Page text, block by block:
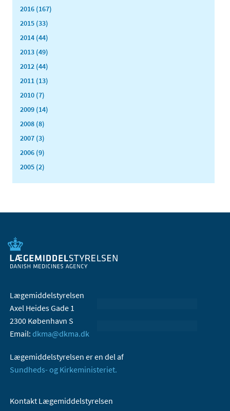
2016 (167)
2015 (33)
2014 (44)
2013 (49)
2012 (44)
2011 (13)
2010 (7)
2009 (14)
2008 (8)
2007 (3)
2006 (9)
2005 (2)
Lægemiddelstyrelsen
Axel Heides Gade 1
2300 København S
Email: dkma@dkma.dk
Lægemiddelstyrelsen er en del af
Sundheds- og Kirkeministeriet.
Kontakt Lægemiddelstyrelsen